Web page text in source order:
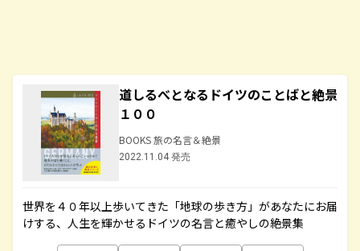
道しるべとなるドイツのことばと絶景
１００
BOOKS 旅の名言＆絶景
2022.11.04 発売
世界を４０年以上歩いてきた「地球の歩き方」があなたにお届
けする、人生を輝かせるドイツの名言と癒やしの絶景集